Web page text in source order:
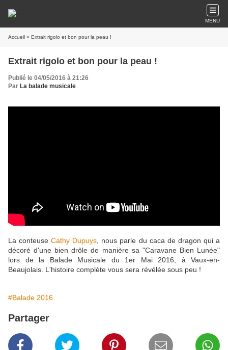
MENU
Accueil » Extrait rigolo et bon pour la peau !
Extrait rigolo et bon pour la peau !
Publié le 04/05/2016 à 21:26
Par La balade musicale
La conteuseCathy Dupuys , nous parle du caca de dragon qui a
décoré d'une bien drôle de manière sa "Caravane Bien Lunée"
lors de la Balade Musicale du 1er Mai 2016, à Vaux-en-
Beaujolais. L'histoire complète vous sera révélée sous peu !
#Balade 2016
Partager